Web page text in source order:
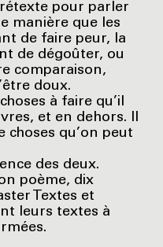
pour parler
manière que les
de faire peur, la
de dégoûter, ou
comparaison,
doux.
à faire qu’il
et en dehors. Il
choses qu’on peut
des deux.
poème, dix
Textes et
leurs textes à